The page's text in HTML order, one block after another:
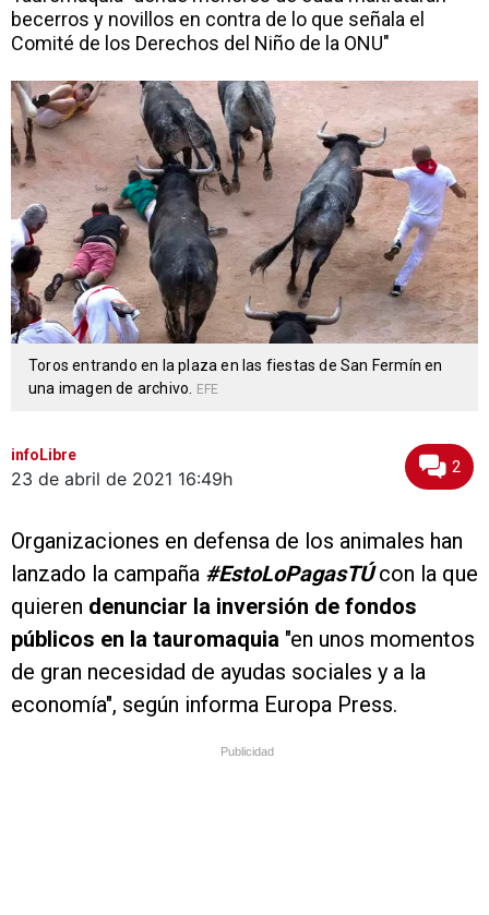
becerros y novillos en contra de lo que señala el
Comité de los Derechos del Niño de la ONU"
Toros entrando en la plaza en las fiestas de San Fermín en
una imagen de archivo.
EFE
infoLibre
23 de abril de 2021 16:49h
2
Organizaciones en defensa de los animales han
lanzado la campaña #EstoLoPagasTÚcon la que
quieren denunciar la inversión de fondos
públicos en la tauromaquia "en unos momentos
de gran necesidad de ayudas sociales y a la
economía", según informa Europa Press.
Publicidad